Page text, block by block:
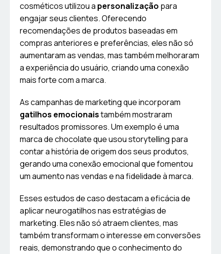
cosméticos utilizou a personalização para
engajar seus clientes. Oferecendo
recomendações de produtos baseadas em
compras anteriores e preferências, eles não só
aumentaram as vendas, mas também melhoraram
a experiência do usuário, criando uma conexão
mais forte com a marca.
As campanhas de marketing que incorporam
gatilhos emocionaistambém mostraram
resultados promissores. Um exemplo é uma
marca de chocolate que usou storytelling para
contar a história de origem dos seus produtos,
gerando uma conexão emocional que fomentou
um aumento nas vendas e na fidelidade à marca.
Esses estudos de caso destacam a eficácia de
aplicar neurogatilhos nas estratégias de
marketing. Eles não só atraem clientes, mas
também transformam o interesse em conversões
reais, demonstrando que o conhecimento do